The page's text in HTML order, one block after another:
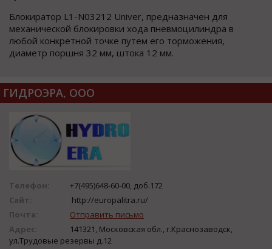
Блокиратор L1-N03212 Univer, предназначен для
механической блокировки хода пневмоцилиндра в
любой конкретной точке путем его торможения,
диаметр поршня 32 мм, штока 12 мм.
ГИДРОЭРА, ООО
Телефон:
+7(495)648-60-00, доб.172
Сайт:
http://europalitra.ru/
Почта:
Отправить письмо
Адрес:
141321, Московская обл., г.Краснозаводск,
ул.Трудовые резервы д.12